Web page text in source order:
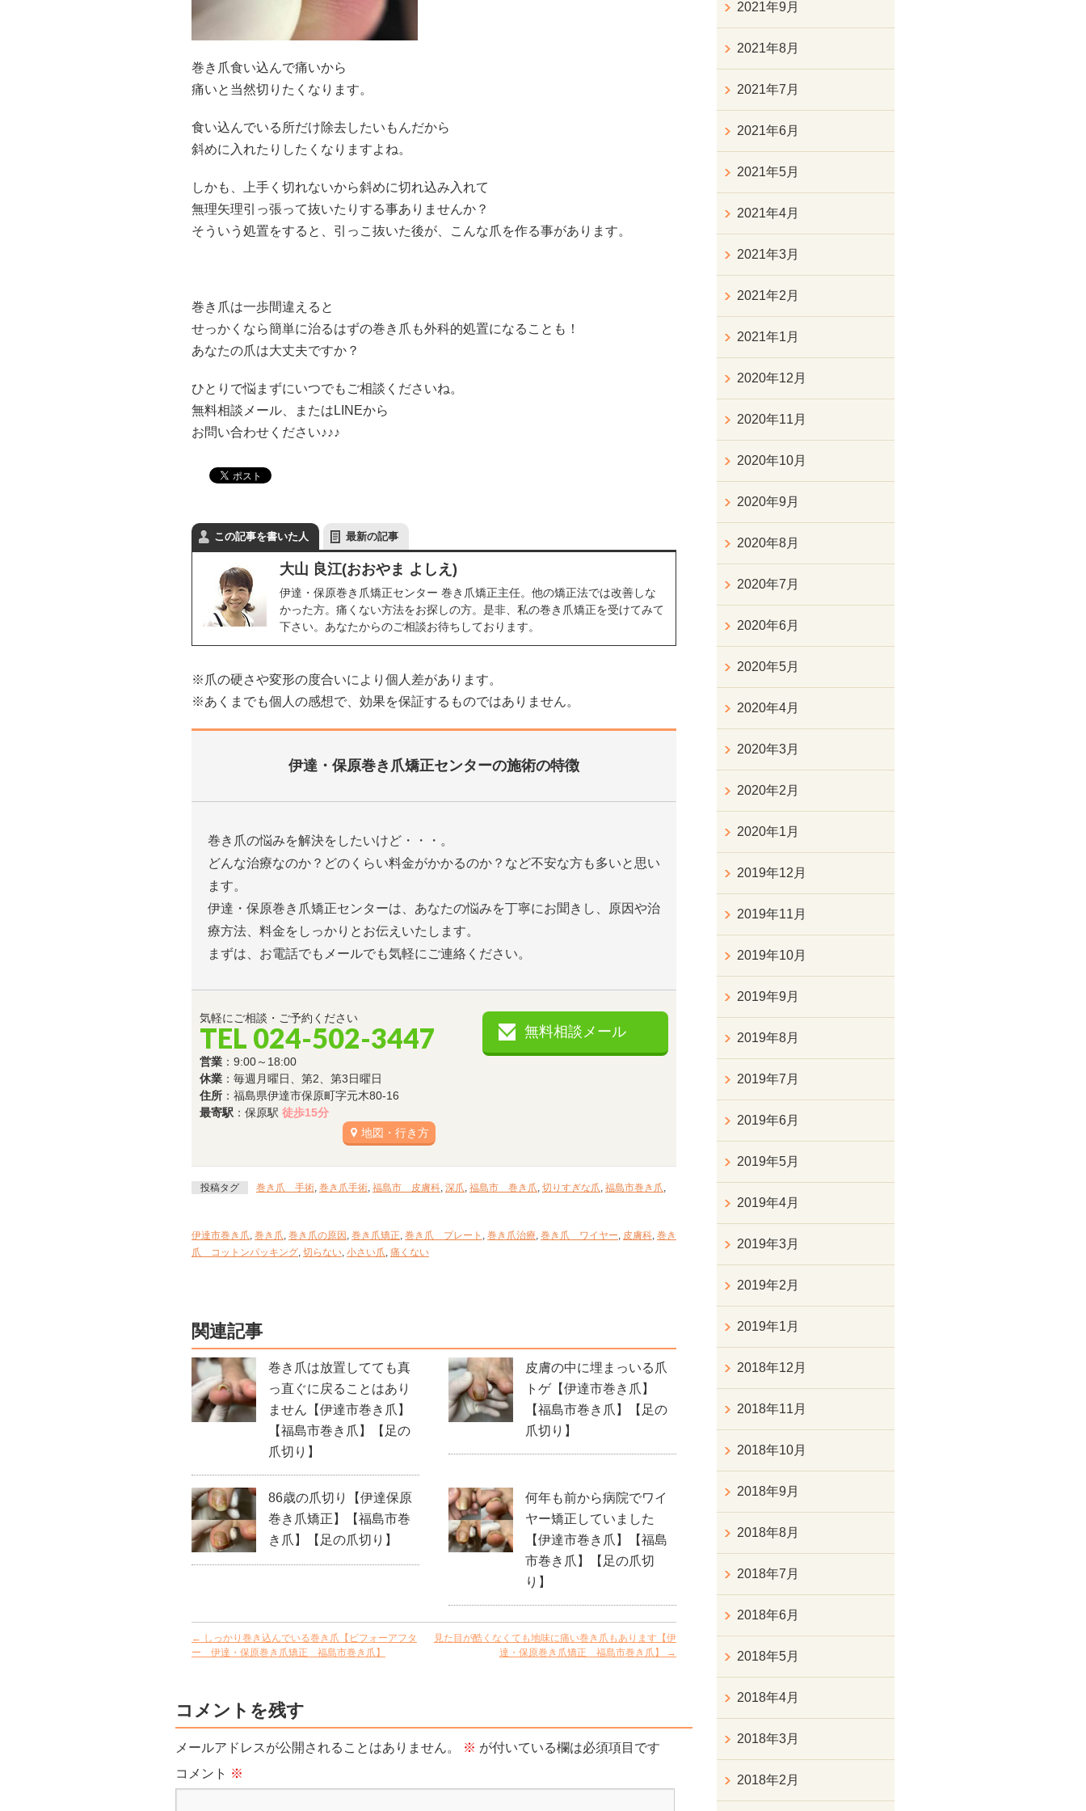
巻き爪食い込んで痛いから
痛いと当然切りたくなります。
食い込んでいる所だけ除去したいもんだから
斜めに入れたりしたくなりますよね。
しかも、上手く切れないから斜めに切れ込み入れて
無理矢理引っ張って抜いたりする事ありませんか？
そういう処置をすると、引っこ抜いた後が、こんな爪を作る事があります。
巻き爪は一歩間違えると
せっかくなら簡単に治るはずの巻き爪も外科的処置になることも！
あなたの爪は大丈夫ですか？
ひとりで悩まずにいつでもご相談くださいね。
無料相談メール、またはLINEから
お問い合わせください♪♪♪
この記事を書いた人 最新の記事
大山 良江(おおやま よしえ)
伊達・保原巻き爪矯正センター 巻き爪矯正主任。他の矯正法では改善しな
かった方。痛くない方法をお探しの方。是非、私の巻き爪矯正を受けてみて
下さい。あなたからのご相談お待ちしております。
※爪の硬さや変形の度合いにより個人差があります。
※あくまでも個人の感想で、効果を保証するものではありません。
伊達・保原巻き爪矯正センターの施術の特徴
巻き爪の悩みを解決をしたいけど・・・。
どんな治療なのか？どのくらい料金がかかるのか？など不安な方も多いと思い
ます。
伊達・保原巻き爪矯正センターは、あなたの悩みを丁寧にお聞きし、原因や治
療方法、料金をしっかりとお伝えいたします。
まずは、お電話でもメールでも気軽にご連絡ください。
気軽にご相談・ご予約ください
TEL 024-502-3447
営業 ：9:00～18:00
休業 ：毎週月曜日、第2、第3日曜日
住所 ：福島県伊達市保原町字元木80-16
最寄駅 ：保原駅 徒歩15分
地図・行き方
無料相談メール
投稿タグ 巻き爪 手術, 巻き爪手術, 福島市 皮膚科, 深爪, 福島市 巻き爪, 切りすぎな爪, 福島市巻き爪,
伊達市巻き爪, 巻き爪, 巻き爪の原因 , 巻き爪矯正, 巻き爪 プレート , 巻き爪治療, 巻き爪 ワイヤー, 皮膚科, 巻き
爪 コットンパッキング, 切らない, 小さい爪, 痛くない
関連記事
巻き爪は放置してても真
っ直ぐに戻ることはあり
ません【伊達市巻き爪】
【福島市巻き爪】【足の
爪切り】
皮膚の中に埋まっいる爪
トゲ【伊達市巻き爪】
【福島市巻き爪】【足の
爪切り】
86歳の爪切り【伊達保原
巻き爪矯正】【福島市巻
き爪】【足の爪切り】
何年も前から病院でワイ
ヤー矯正していました
【伊達市巻き爪】【福島
市巻き爪】【足の爪切
り】
← しっかり巻き込んでいる巻き爪【ビフォーアフタ
ー 伊達・保原巻き爪矯正 福島市巻き爪】
見た目が酷くなくても地味に痛い巻き爪もあります【伊
達・保原巻き爪矯正 福島市巻き爪】
→
コメントを残す
メールアドレスが公開されることはありません。 ※ が付いている欄は必須項目です
コメント ※
2021年9月
2021年8月
2021年7月
2021年6月
2021年5月
2021年4月
2021年3月
2021年2月
2021年1月
2020年12月
2020年11月
2020年10月
2020年9月
2020年8月
2020年7月
2020年6月
2020年5月
2020年4月
2020年3月
2020年2月
2020年1月
2019年12月
2019年11月
2019年10月
2019年9月
2019年8月
2019年7月
2019年6月
2019年5月
2019年4月
2019年3月
2019年2月
2019年1月
2018年12月
2018年11月
2018年10月
2018年9月
2018年8月
2018年7月
2018年6月
2018年5月
2018年4月
2018年3月
2018年2月